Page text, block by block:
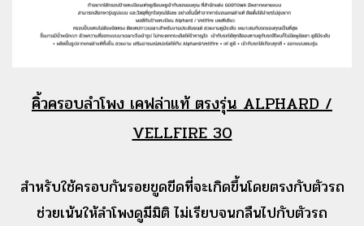
คิ้วครอบลำโพง เคฟล่าแท้ ตรงรุ่น ALPHARD /
VELLFIRE 30
สำหรับใช้ครอบกันรอยขูดขีดที่จะเกิดขึ้นโดยตรงกับตัวรถ
ช่วยเน้นให้ลำโพงดูมีมิติ ไม่เรียบจนกลืนไปกับตัวรถ